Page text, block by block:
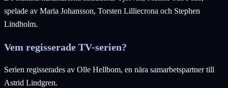
spelade av Maria Johansson, Torsten Lilliecrona och Stephen
Lindholm.
Vem regisserade TV-serien?
Serien regisserades av Olle Hellbom, en nära samarbetspartner till
Astrid Lindgren.